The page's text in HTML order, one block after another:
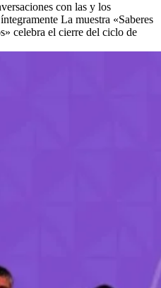
con las y los
La muestra «Saberes
celebra el cierre del ciclo de